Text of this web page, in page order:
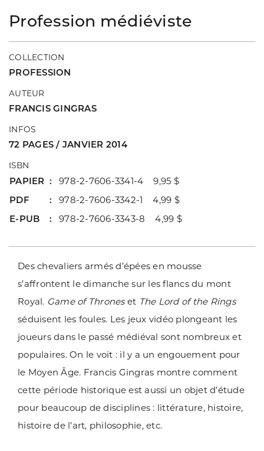
Profession médiéviste
COLLECTION
PROFESSION
AUTEUR
FRANCIS GINGRAS
INFOS
72 PAGES / JANVIER 2014
ISBN
PAPIER
978-2-7606-3341-4 9,95 $
PDF
978-2-7606-3342-1 4,99 $
E-PUB
978-2-7606-3343-8 4,99 $
Des chevaliers armés d’épées en mousse
s’affrontent le dimanche sur les flancs du mont
Royal. Game of Throneset The Lord of the Rings
séduisent les foules. Les jeux vidéo plongeant les
joueurs dans le passé médiéval sont nombreux et
populaires. On le voit : il y a un engouement pour
le Moyen Âge. Francis Gingras montre comment
cette période historique est aussi un objet d’étude
pour beaucoup de disciplines : littérature, histoire,
histoire de l’art, philosophie, etc.